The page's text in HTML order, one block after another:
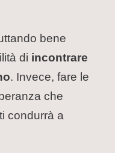
bene
di incontrare
. Invece, fare le
che
condurrà a